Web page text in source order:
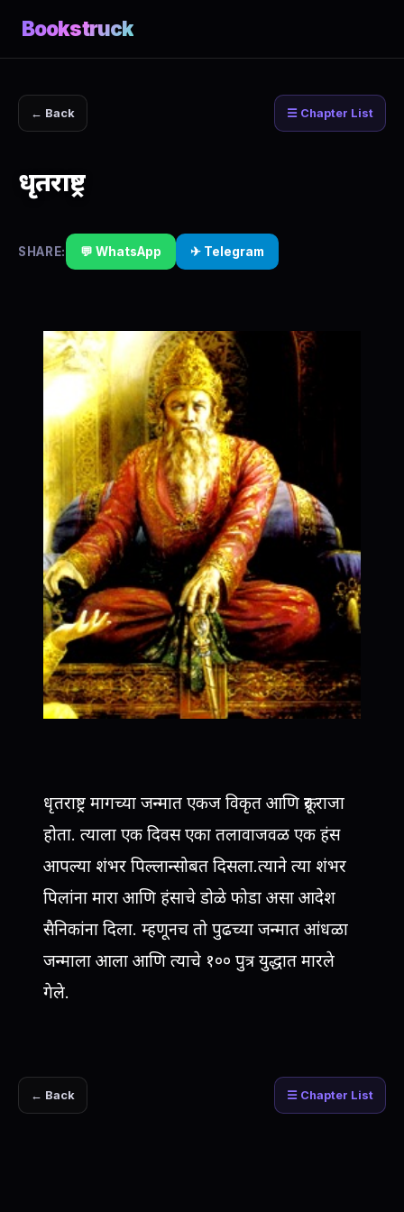
Bookstruck
← Back ☰ Chapter List
धृतराष्ट्र
SHARE: 💬 WhatsApp ✈ Telegram
धृतराष्ट्र मागच्या जन्मात एकज विकृत आणि क्रूर राजा
होता. त्याला एक दिवस एका तलावाजवळ एक हंस
आपल्या शंभर पिल्लान्सोबत दिसला.त्याने त्या शंभर
पिलांना मारा आणि हंसाचे डोळे फोडा असा आदेश
सैनिकांना दिला. म्हणूनच तो पुढच्या जन्मात आंधळा
जन्माला आला आणि त्याचे १०० पुत्र युद्धात मारले
गेले.
← Back ☰ Chapter List